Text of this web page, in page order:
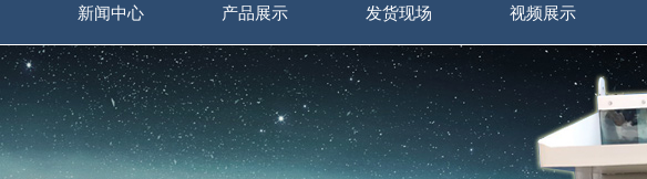
新闻中心 产品展示 发货现场 视频展示